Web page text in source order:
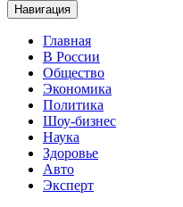
Навигация
Главная
В России
Общество
Экономика
Политика
Шоу-бизнес
Наука
Здоровье
Авто
Эксперт